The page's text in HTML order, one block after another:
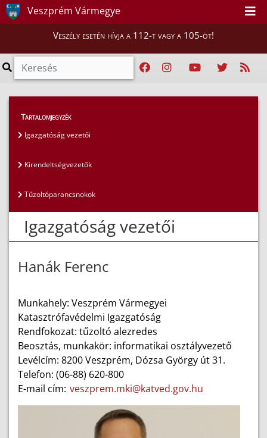
Veszprém Vármegye
Veszély esetén hívja a 112-t vagy a 105-öt!
Magunkról
Igazgatóság vezetői
Tartalomjegyzék
Igazgatóság vezetői
Kirendeltségvezetők
Tűzoltóparancsnokok
Igazgatóság vezetői
Hanák Ferenc
Munkahely: Veszprém Vármegyei
Katasztrófavédelmi Igazgatóság
Rendfokozat: tűzoltó alezredes
Beosztás, munkakör: informatikai osztályvezető
Levélcím: 8200 Veszprém, Dózsa György út 31.
Telefon: (06-88) 620-800
E-mail cím: veszprem.mki@katved.gov.hu